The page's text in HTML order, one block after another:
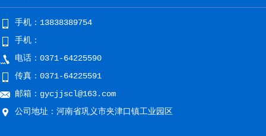
手机：13838389754
手机：
电话：0371-64225590
传真：0371-64225591
邮箱：gycjjscl@163.com
公司地址：河南省巩义市夹津口镇工业园区